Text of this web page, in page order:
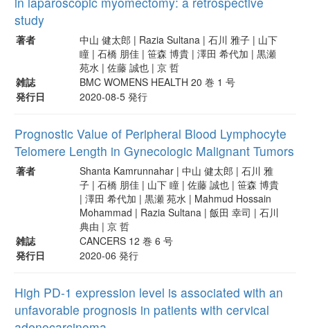
study
著者
中山 健太郎 | Razia Sultana | 石川 雅子 | 山下
瞳 | 石橋 朋佳 | 笹森 博貴 | 澤田 希代加 | 黒瀬
苑水 | 佐藤 誠也 | 京 哲
雑誌
BMC WOMENS HEALTH 20 巻 1 号
発行日
2020-08-5 発行
Prognostic Value of Peripheral Blood Lymphocyte
Telomere Length in Gynecologic Malignant Tumors
著者
Shanta Kamrunnahar | 中山 健太郎 | 石川 雅
子 | 石橋 朋佳 | 山下 瞳 | 佐藤 誠也 | 笹森 博貴
| 澤田 希代加 | 黒瀬 苑水 | Mahmud Hossain
Mohammad | Razia Sultana | 飯田 幸司 | 石川
典由 | 京 哲
雑誌
CANCERS 12 巻 6 号
発行日
2020-06 発行
High PD-1 expression level is associated with an
unfavorable prognosis in patients with cervical